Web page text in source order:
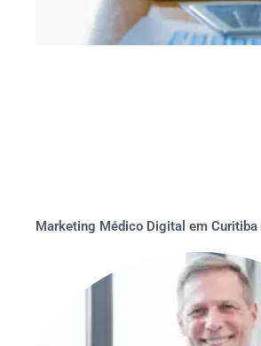
Marketing Médico Digital em Curitiba